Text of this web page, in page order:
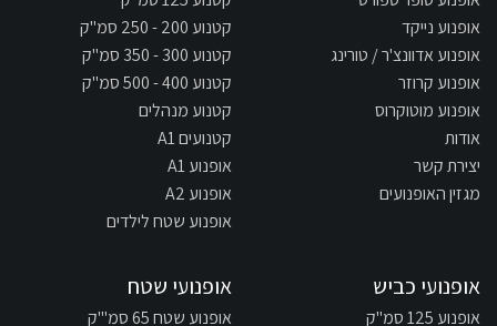
אופנוע נייקד
אופנוע אדוונצ'ר / טורינג
אופנוע קרוזר
אופנוע מוטוקרוס
אודות
יצירת קשר
מגזין האופנועים
קטנוע 200 - 250 סמ"ק
קטנוע 300 - 350 סמ"ק
קטנוע 400 - 500 סמ"ק
קטנוע מנהלים
קטנועים A1
אופנוע A1
אופנוע A2
אופנוע שטח לילדים
אופנועי כביש
אופנוע 125 סמ"ק
אופנועי שטח
אופנוע שטח 65 סמ"'ק